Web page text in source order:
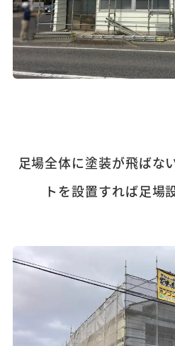
足場全体に塗装が飛ばな
トを設置すれば足場